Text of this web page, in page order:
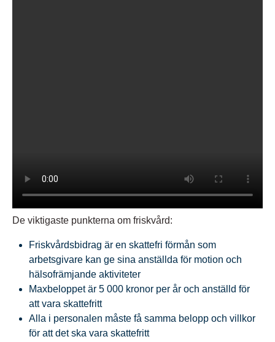
De viktigaste punkterna om friskvård:
Friskvårdsbidrag är en skattefri förmån som
arbetsgivare kan ge sina anställda för motion och
hälsofrämjande aktiviteter
Maxbeloppet är 5 000 kronor per år och anställd för
att vara skattefritt
Alla i personalen måste få samma belopp och villkor
för att det ska vara skattefritt